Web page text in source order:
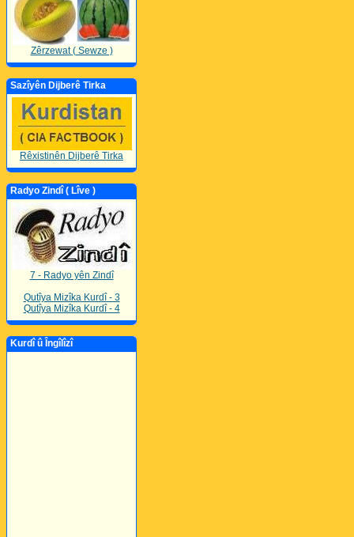
Zêrzewat ( Sewze )
Sazîyên Dijberê Tirka
Rêxistinên Dijberê Tirka
Radyo Zindî ( Lîve )
7 - Radyo yên Zindî
Qutîya Mizîka Kurdî - 3
Qutîya Mizîka Kurdî - 4
Kurdî û Îngîlîzî